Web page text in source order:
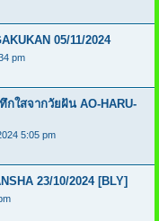
05/11/2024
pm
กใสจากวัยฝัน AO-HARU-
5:05 pm
23/10/2024 [BLY]